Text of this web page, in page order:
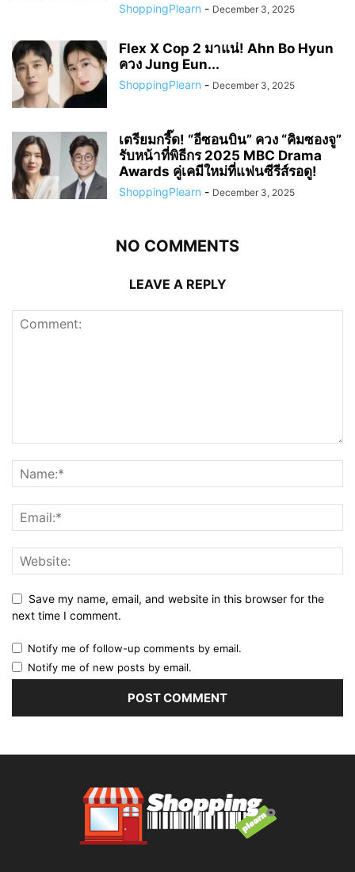
ShoppingPlearn - December 3, 2025
Flex X Cop 2 มาแน่! Ahn Bo Hyun
ควง Jung Eun...
ShoppingPlearn - December 3, 2025
เตรียมกรี๊ด! “อีซอนบิน” ควง “คิมซองจู”
รับหน้าที่พิธีกร 2025 MBC Drama
Awards คู่เคมีใหม่ที่แฟนซีรีส์รอดู!
ShoppingPlearn - December 3, 2025
NO COMMENTS
LEAVE A REPLY
Save my name, email, and website in this browser for the
next time I comment.
Notify me of follow-up comments by email.
Notify me of new posts by email.